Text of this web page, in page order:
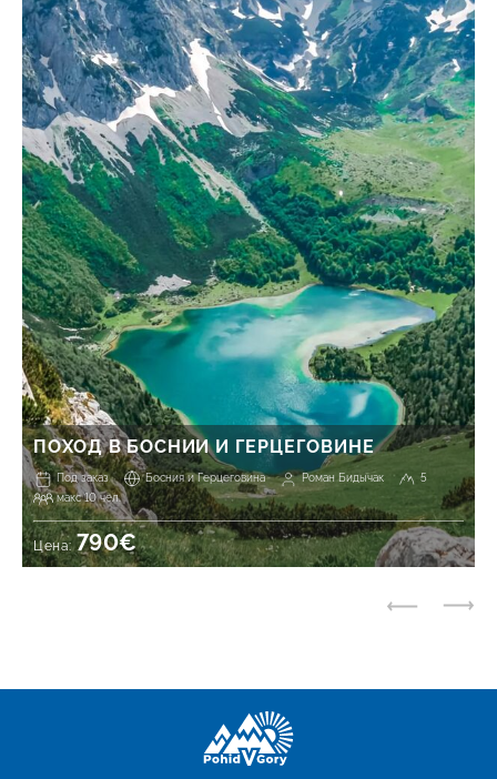
ПОХОД В БОСНИИ И ГЕРЦЕГОВИНЕ
Под заказ Босния и Герцеговина Роман Бидычак
5
макс 10 чел.
Цена:790€